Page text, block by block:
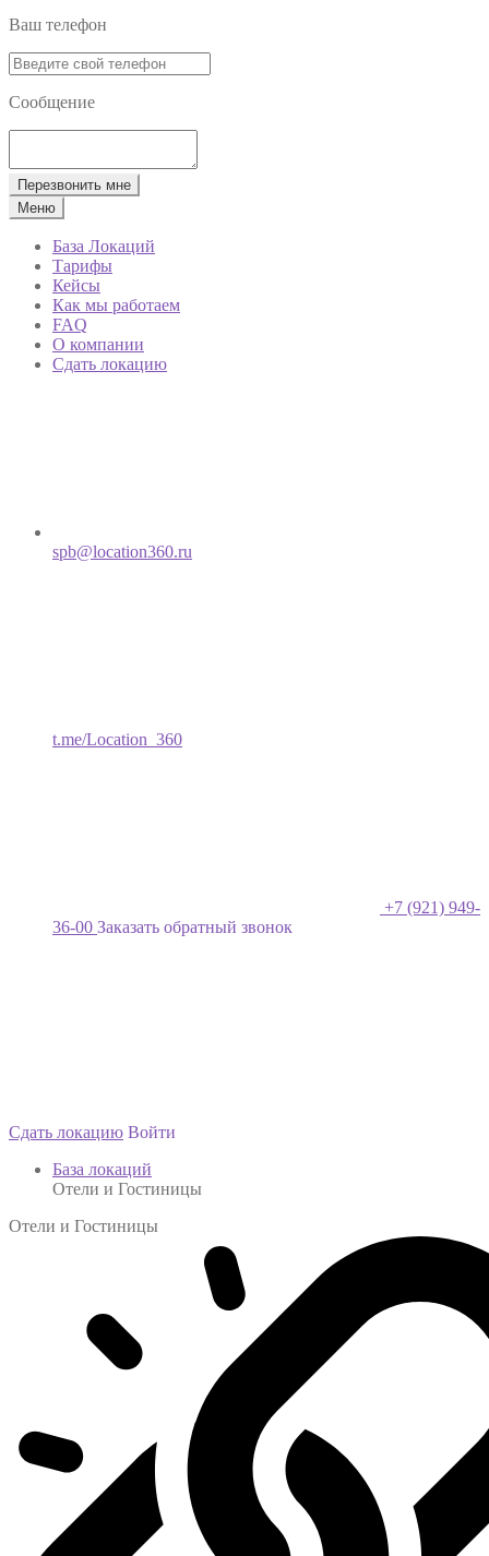
Ваш телефон
Сообщение
Перезвонить мне
Меню
База Локаций
Тарифы
Кейсы
Как мы работаем
FAQ
О компании
Сдать локацию
spb@location360.ru
t.me/Location_360
+7 (921) 949-
36-00 Заказать обратный звонок
Сдать локацию Войти
База локаций
Отели и Гостиницы
Отели и Гостиницы